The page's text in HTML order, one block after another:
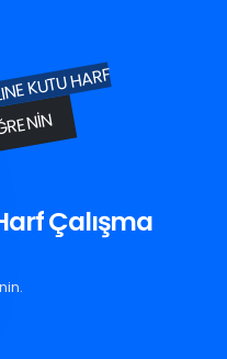
KUTU HARF
Çalışma